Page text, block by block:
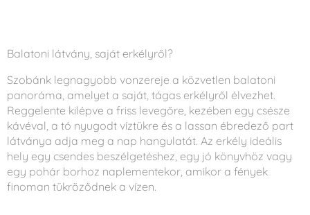
Balatoni látvány, saját erkélyről?
Szobánk legnagyobb vonzereje a közvetlen balatoni
panoráma, amelyet a saját, tágas erkélyről élvezhet.
Reggelente kilépve a friss levegőre, kezében egy csésze
kávéval, a tó nyugodt víztükre és a lassan ébredező part
látványa adja meg a nap hangulatát. Az erkély ideális
hely egy csendes beszélgetéshez, egy jó könyvhöz vagy
egy pohár borhoz naplementekor, amikor a fények
finoman tükröződnek a vízen.